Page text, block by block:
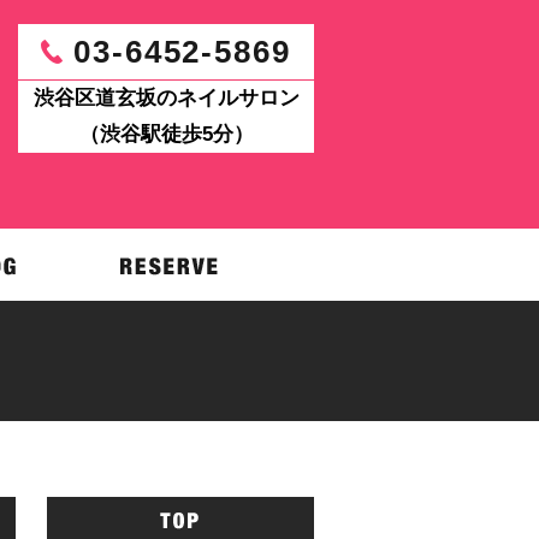
03-6452-5869
渋谷区道玄坂のネイルサロン
（渋谷駅徒歩5分）